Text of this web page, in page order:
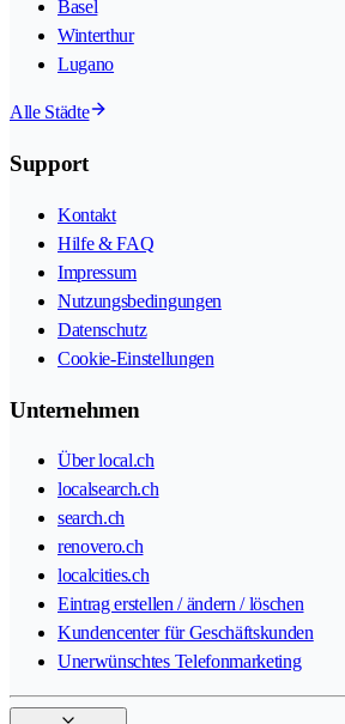
Basel
Winterthur
Lugano
Alle Städte
Support
Kontakt
Hilfe & FAQ
Impressum
Nutzungsbedingungen
Datenschutz
Cookie-Einstellungen
Unternehmen
Über local.ch
localsearch.ch
search.ch
renovero.ch
localcities.ch
Eintrag erstellen / ändern / löschen
Kundencenter für Geschäftskunden
Unerwünschtes Telefonmarketing